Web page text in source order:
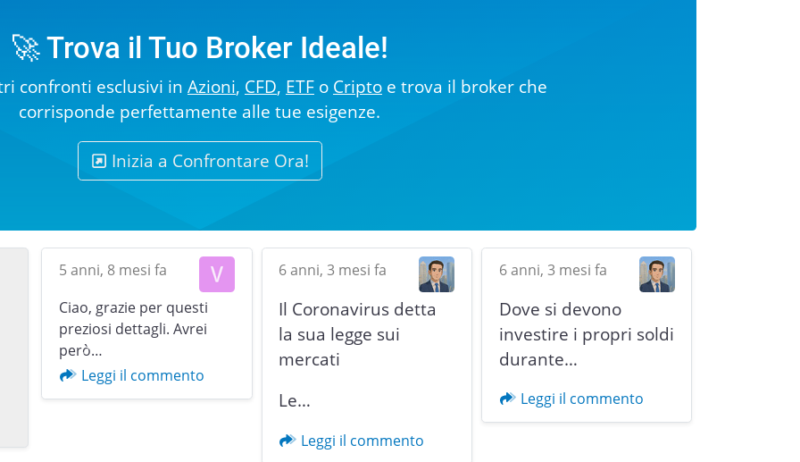
🚀 Trova il Tuo Broker Ideale!
confronti esclusivi in Azioni, CFD, ETFo Criptoe trova il broker che
corrisponde perfettamente alle tue esigenze.
Inizia a Confrontare Ora!
5 anni, 8 mesi fa
Ciao, grazie per questi
preziosi dettagli. Avrei
però…
Leggi il commento
6 anni, 3 mesi fa
Il Coronavirus detta
la sua legge sui
mercati
Le…
Leggi il commento
6 anni, 3 mesi fa
Dove si devono
investire i propri soldi
durante…
Leggi il commento
Previous